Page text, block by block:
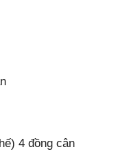
4 đồng cân